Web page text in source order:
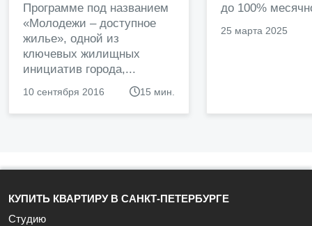
Программе под названием
«Молодежи – доступное
жилье», одной из
ключевых жилищных
инициатив города,...
10 сентября 2016 15 мин.
до 100%
25 марта 2025
КУПИТЬ КВАРТИРУ В САНКТ-ПЕТЕРБУРГЕ
Студию